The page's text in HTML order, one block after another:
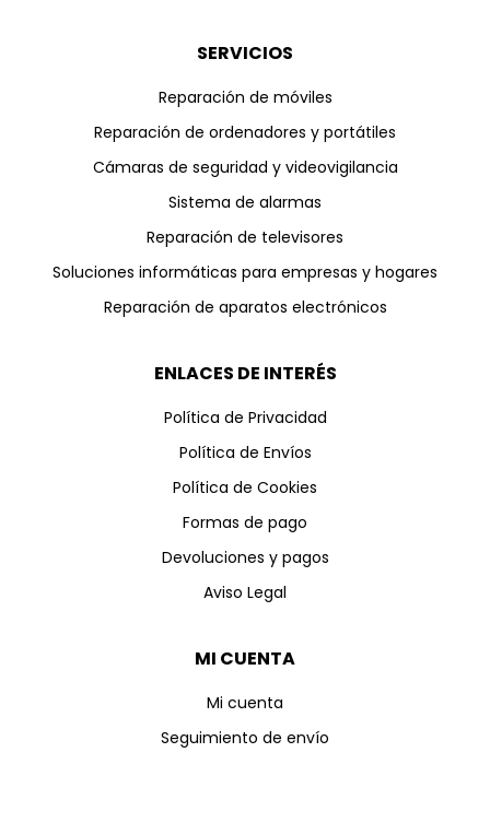
SERVICIOS
Reparación de móviles
Reparación de ordenadores y portátiles
Cámaras de seguridad y videovigilancia
Sistema de alarmas
Reparación de televisores
Soluciones informáticas para empresas y hogares
Reparación de aparatos electrónicos
ENLACES DE INTERÉS
Política de Privacidad
Política de Envíos
Política de Cookies
Formas de pago
Devoluciones y pagos
Aviso Legal
MI CUENTA
Mi cuenta
Seguimiento de envío